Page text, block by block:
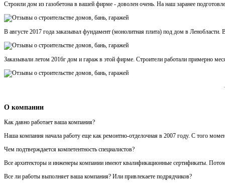
Строили дом из газобетона в вашей фирме - доволен очень. На наш заранее
В августе 2017 года заказывал фундамент (монолитная плита) под дом в
Заказывали летом 2016г дом и гараж в этой фирме. Строители работали примерно
О компании
Как давно работает ваша компания?
Наша компания начала работу еще как ремонтно-отделочная в 2007 году. С того
Чем подтверждается компетентность специалистов?
Все архитекторы и инженеры компании имеют квалификационные сертификаты.
Все ли работы выполняет ваша компания? Или привлекаете подрядчиков?